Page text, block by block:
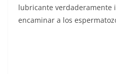
lubricante verdaderamente
encaminar a los